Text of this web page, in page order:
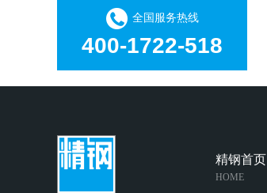
全国服务热线
400-1722-518
精钢首页
HOME